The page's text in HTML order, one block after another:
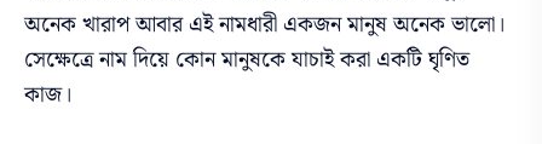
অনেক খারাপ আবার এই নামধারী একজন মানুষ অনেক ভালো।
সেক্ষেত্রে নাম দিয়ে কোন মানুষকে যাচাই করা একটি ঘৃণিত
কাজ।